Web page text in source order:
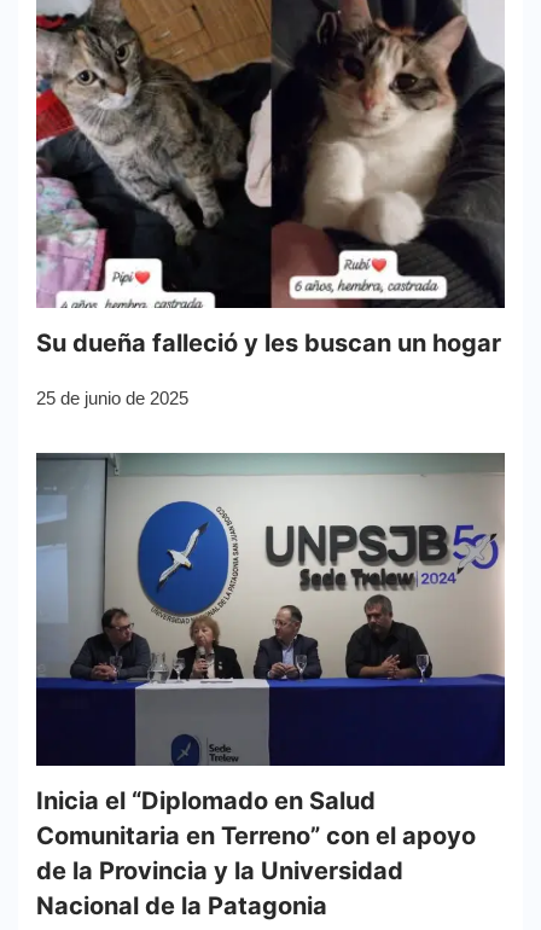
Su dueña falleció y les buscan un hogar
25 de junio de 2025
Inicia el “Diplomado en Salud
Comunitaria en Terreno” con el apoyo
de la Provincia y la Universidad
Nacional de la Patagonia